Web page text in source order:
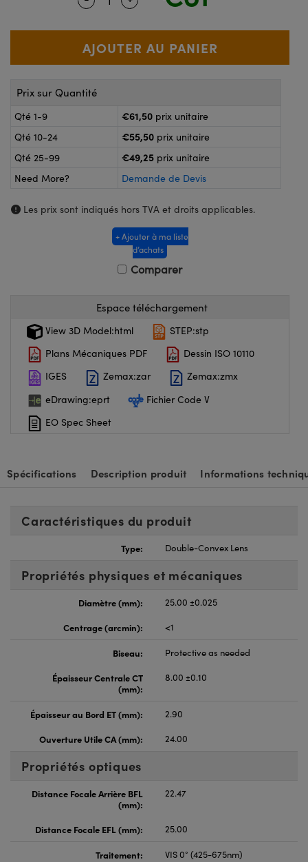
de Poche ou à Mesure Directe
: Caméras
Optiques Lightpath
Prix sur Quantité
Qté 1-9 €61,50 prix unitaire
Qté 10-24
€55,50 prix unitaire
Qté 25-99
€49,25 prix unitaire
Need More?
Demande de Devis
Les prix sont indiqués hors TVA et droits applicables.
+ Ajouter à ma liste
d’achats
Comparer
Espace téléchargement
View 3D Model:html
STEP:stp
Plans Mécaniques PDF
Dessin ISO 10110
IGES
Zemax:zar
Zemax:zmx
eDrawing:eprt
Fichier Code V
EO Spec Sheet
Spécifications Description produit Informations
Caractéristiques du produit
Type: Double-Convex Lens
Propriétés physiques et mécaniques
Diamètre (mm):
25.00 ±0.025
Centrage (arcmin):
<1
Biseau:
Protective as needed
Épaisseur Centrale CT
(mm):
8.00 ±0.10
Épaisseur au Bord ET (mm):
2.90
Ouverture Utile CA (mm):
24.00
Propriétés optiques
Distance Focale Arrière BFL
(mm):
22.47
Distance Focale EFL (mm): 25.00
Traitement:
VIS 0° (425-675nm)